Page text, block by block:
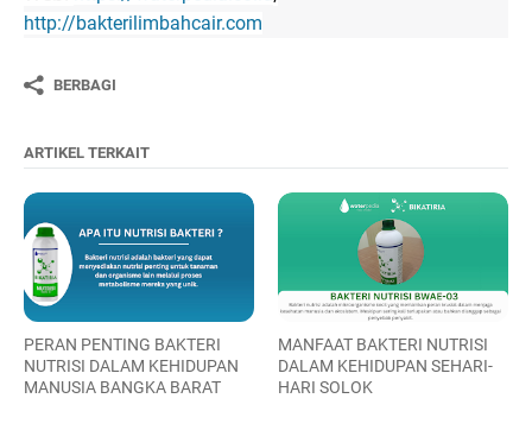
http://bakterilimbahcair.com
BERBAGI
ARTIKEL TERKAIT
PERAN PENTING BAKTERI
NUTRISI DALAM KEHIDUPAN
MANUSIA BANGKA BARAT
MANFAAT BAKTERI NUTRISI
DALAM KEHIDUPAN SEHARI-
HARI SOLOK